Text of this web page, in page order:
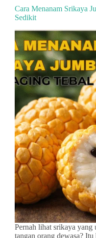
Cara Menanam Srikaya
Sedikit
Pernah lihat srikaya yang
tangan orang dewasa?